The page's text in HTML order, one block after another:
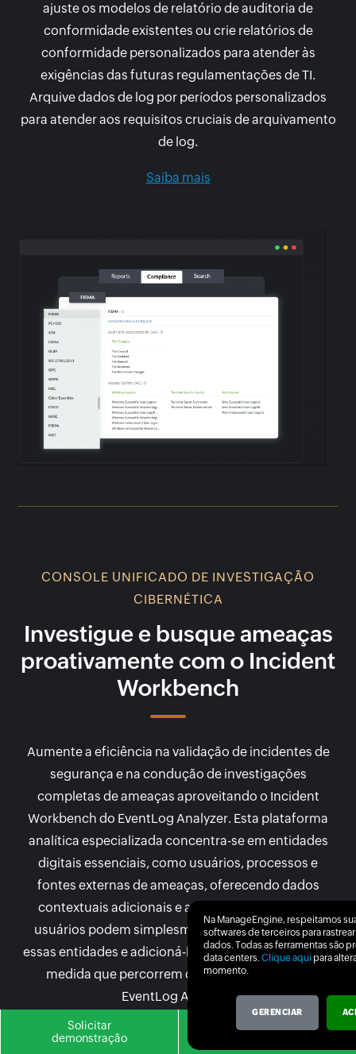
ajuste os modelos de relatório de auditoria de
conformidade existentes ou crie relatórios de
conformidade personalizados para atender às
exigências das futuras regulamentações de TI.
Arquive dados de log por períodos personalizados
para atender aos requisitos cruciais de arquivamento
de log.
Saiba mais
CONSOLE UNIFICADO DE INVESTIGAÇÃO
CIBERNÉTICA
Investigue e busque ameaças
proativamente com o Incident
Workbench
Aumente a eficiência na validação de incidentes de
segurança e na condução de investigações
completas de ameaças aproveitando o Incident
Workbench do EventLog Analyzer. Esta plataforma
analítica especializada concentra-se em entidades
digitais essenciais, como usuários, processos e
fontes externas de ameaças, oferecendo dados
contextuais adicionais e avaliação de riscos. Os
usuários podem simplesmente apontar e sondar
essas entidades e adicioná-las ao console analítico à
medida que percorrem diferentes painéis do
EventLog Analyzer.
O Incident Workbench incorpora as seguintes
Solicitar
demonstração
Na ManageEngine, respeitamos
softwares de terceiros para
dados. Todas as ferramentas são
data centers.Clique aqui para
momento.
GERENCIAR